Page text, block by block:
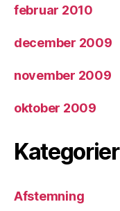
februar 2010
december 2009
november 2009
oktober 2009
Kategorier
Afstemning